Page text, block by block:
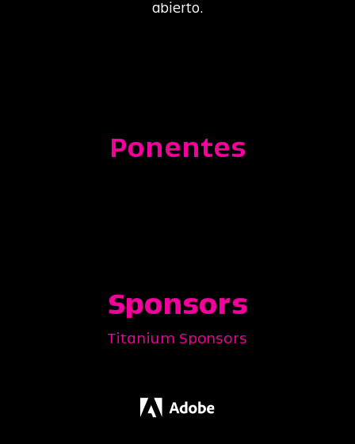
abierto.
Ponentes
Sponsors
Titanium Sponsors